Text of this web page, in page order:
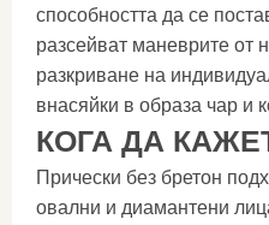
способността да се
разсейват маневрите от
разкриване на
внасяйки в образа чар и
КОГА ДА
Прически без бретон
овални и диамантени